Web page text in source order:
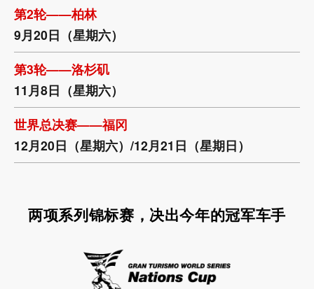
第2轮——柏林
9月20日（星期六）
第3轮——洛杉矶
11月8日（星期六）
世界总决赛——福冈
12月20日（星期六）/12月21日（星期日）
两项系列锦标赛，决出今年的冠军车手